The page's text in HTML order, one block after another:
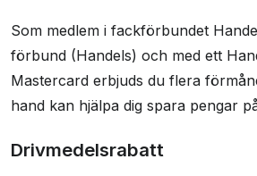
Kontaktinformasjon
Brukeranmeldelser
Som medlem i fackförbundet
förbund (Handels) och med ett
Mastercard erbjuds du flera
hand kan hjälpa dig spara pengar
Drivmedelsrabatt